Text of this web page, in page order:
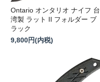
Ontario オンタリオ ナイフ 台
湾製 ラット II フォルダー ブ
ラック
9,800円(内税)